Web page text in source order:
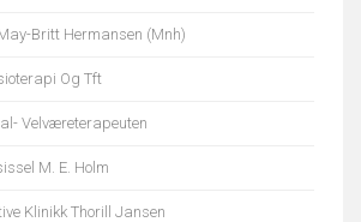
Britt Hermansen (Mnh)
Og Tft
Velværeterapeuten
M. E. Holm
Klinikk Thorill Jansen